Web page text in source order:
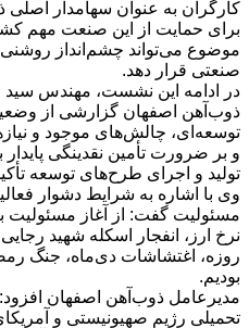
کارگران به عنوان سهامدار
برای حمایت از این صنعت مهم
موضوع می‌تواند چشم‌انداز
صنعتی قرار دهد.
در ادامه این نشست، مهندس سید
ذوب‌آهن اصفهان گزارشی از وضعیت
توسعه‌ای، چالش‌های موجود و
و بر ضرورت تأمین نقدینگی پایدار
تولید و اجرای طرح‌های توسعه
وی با اشاره به شرایط دشوار
مسئولیت گفت: از آغاز مسئولیت
روزه، اغتشاشات دی‌ماه، جنگ
بودیم.
مدیرعامل ذوب‌آهن اصفهان
تحمیلی رژیم صهیونیستی و